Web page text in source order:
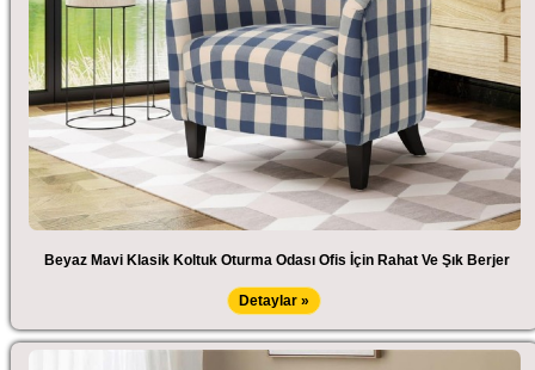
Beyaz Mavi Klasik Koltuk Oturma Odası Ofis İçin Rahat Ve Şık Berjer
Detaylar »